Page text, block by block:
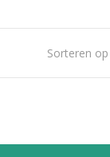
Sorteren op